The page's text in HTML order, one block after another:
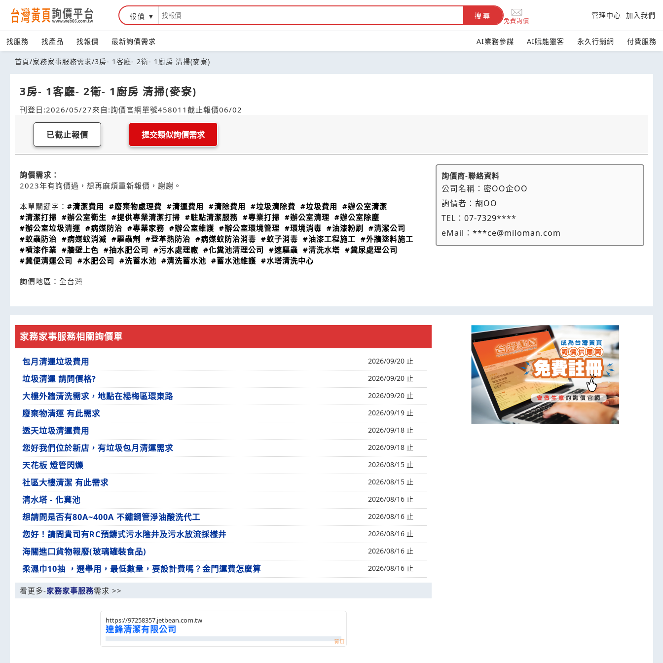
報價 搜尋
免費詢價
管理中心 加入我們
找服務 找產品 找報價 最新詢價需求 AI業務參謀 AI賦能獵客 永久行銷網 付費服務
首頁/家務家事服務需求/3房- 1客廳- 2衛- 1廚房 清掃(麥寮)
3房- 1客廳- 2衛- 1廚房 清掃(麥寮)
刊登日:2026/05/27來自:詢價官網單號458011 截止報價06/02
已截止報價 提交類似詢價需求
詢價需求：
2023年有詢價過，想再麻煩重新報價，謝謝。
本單關鍵字： #清潔費用 #廢棄物處理費 #清運費用 #清除費用 #垃圾清除費 #垃圾費用 #辦公室清潔
#清潔打掃 #辦公室衛生 #提供專業清潔打掃 #駐點清潔服務 #專業打掃 #辦公室清理 #辦公室除塵
#辦公室垃圾清運 #病媒防治 #專業家務 #辦公室維護 #辦公室環境管理 #環境消毒 #油漆粉刷
#清潔公司
#蚊蟲防治 #病媒蚊消滅 #驅蟲劑 #登革熱防治 #病媒蚊防治消毒 #蚊子消毒 #油漆工程施工 #外牆塗料施工
#噴漆作業 #牆壁上色 #抽水肥公司 #污水處理廠 #化糞池清理公司 #速驅蟲 #清洗水塔 #糞尿處理公司
#糞便清運公司 #水肥公司 #洗蓄水池 #清洗蓄水池 #蓄水池維護 #水塔清洗中心
詢價地區： 全台灣
詢價商-聯絡資料
公司名稱： 密OO企OO
詢價者：胡OO
TEL：07-7329****
eMail：***ce@miloman.com
家務家事服務相關詢價單
包月清運垃圾費用 2026/09/20 止
垃圾清運 請問價格? 2026/09/20 止
大樓外牆清洗需求，地點在楊梅區環東路 2026/09/20 止
廢棄物清運 有此需求 2026/09/19 止
透天垃圾清運費用 2026/09/18 止
您好我們位於新店，有垃圾包月清運需求 2026/09/18 止
天花板 燈管閃爍 2026/08/15 止
社區大樓清潔 有此需求 2026/08/15 止
清水塔 - 化糞池 2026/08/16 止
想請問是否有80A~400A 不鏽鋼管淨油酸洗代工 2026/08/16 止
您好！請問貴司有RC預鑄式污水陰井及污水放流採樣井 2026/08/16 止
海關進口貨物報廢(玻璃罐裝食品) 2026/08/16 止
柔濕巾10抽 ，選舉用，最低數量，要設計費嗎？金門運費怎麼算 2026/08/16 止
看更多-家務家事服務需求 >>
https://97258357.jetbean.com.tw
達鋒清潔有限公司